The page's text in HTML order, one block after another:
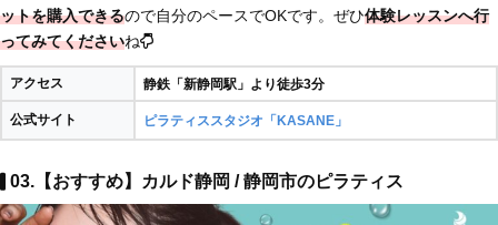
ットを購入できるので自分のペースでOKです。ぜひ体験レッスンへ行
ってみてくださいね
アクセス 静鉄「新静岡駅」より徒歩3分
公式サイト ピラティススタジオ「KASANE」
03.【おすすめ】カルド静岡 / 静岡市のピラティス